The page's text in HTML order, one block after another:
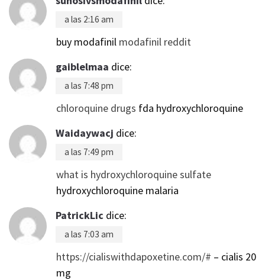
a las 2:16 am
buy modafinil modafinil reddit
gaiblelmaa dice:
a las 7:48 pm
chloroquine drugs fda hydroxychloroquine
Waidaywacj dice:
a las 7:49 pm
what is hydroxychloroquine sulfate
hydroxychloroquine malaria
PatrickLic dice:
a las 7:03 am
https://cialiswithdapoxetine.com/# – cialis 20
mg